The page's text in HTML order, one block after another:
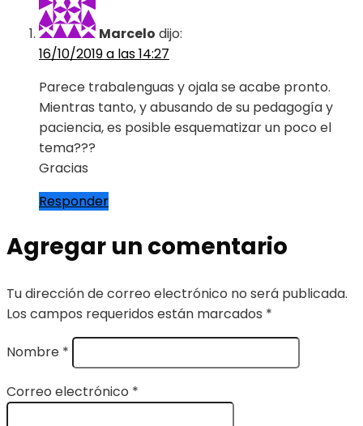
Marcelo dijo:
16/10/2019 a las 14:27
Parece trabalenguas y ojala se acabe pronto.
Mientras tanto, y abusando de su pedagogía y
paciencia, es posible esquematizar un poco el
tema???
Gracias
Responder
Agregar un comentario
Tu dirección de correo electrónico no será publicada.
Los campos requeridos están marcados *
Nombre *
Correo electrónico *